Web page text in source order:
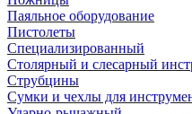
Паяльное оборудование
Пистолеты
Специализированный
Столярный и слесарный
Струбцины
Сумки и чехлы для